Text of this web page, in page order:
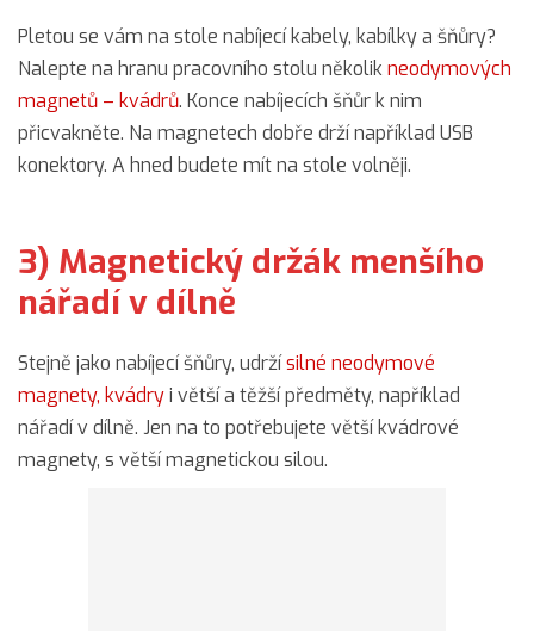
Pletou se vám na stole nabíjecí kabely, kabílky a šňůry?
Nalepte na hranu pracovního stolu několik neodymových
magnetů – kvádrů. Konce nabíjecích šňůr k nim
přicvakněte. Na magnetech dobře drží například USB
konektory. A hned budete mít na stole volněji.
3) Magnetický držák menšího
nářadí v dílně
Stejně jako nabíjecí šňůry, udržísilné neodymové
magnety, kvádryi větší a těžší předměty, například
nářadí v dílně. Jen na to potřebujete větší kvádrové
magnety, s větší magnetickou silou.